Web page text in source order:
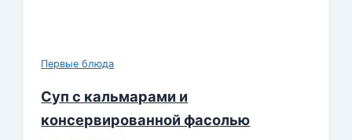
Первые блюда
Суп с кальмарами и
консервированной фасолью